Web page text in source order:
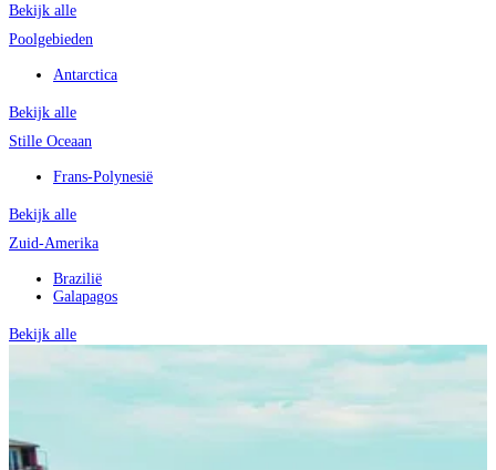
Bekijk alle
Poolgebieden
Antarctica
Bekijk alle
Stille Oceaan
Frans-Polynesië
Bekijk alle
Zuid-Amerika
Brazilië
Galapagos
Bekijk alle